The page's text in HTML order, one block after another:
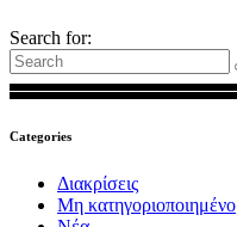
Search for:
Categories
Διακρίσεις
Μη κατηγοριοποιημένο